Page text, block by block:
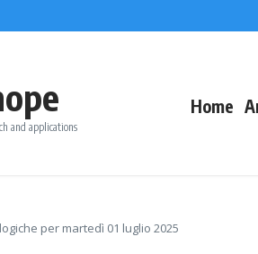
and applications
Home
per martedì 01 luglio 2025